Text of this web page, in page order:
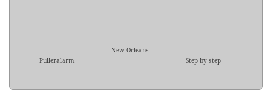
Pulleralarm
New Orleans
Step by step